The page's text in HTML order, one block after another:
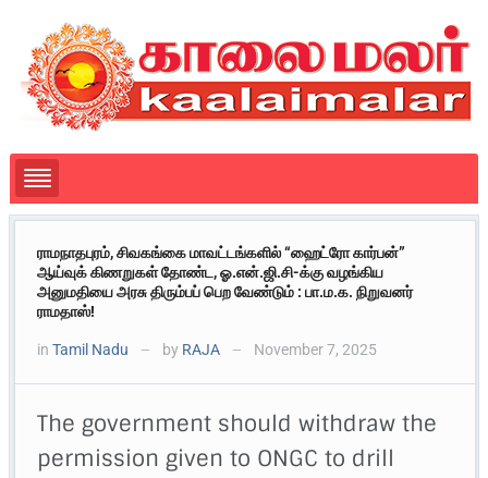
ராமநாதபுரம், சிவகங்கை மாவட்டங்களில் “ஹைட்ரோ கார்பன்”
ஆய்வுக் கிணறுகள் தோண்ட, ஓ.என்.ஜி.சி-க்கு வழங்கிய
அனுமதியை அரசு திரும்பப் பெற வேண்டும் : பா.ம.க. நிறுவனர்
ராமதாஸ்!
inTamil Nadu — by RAJA — November 7, 2025
The government should withdraw the
permission given to ONGC to drill